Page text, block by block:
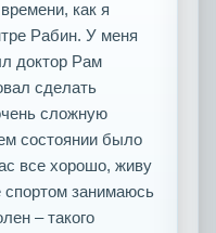
как я
Рабин. У меня
доктор Рам
сделать
сложную
состоянии было
все хорошо, живу
занимаюсь
– такого